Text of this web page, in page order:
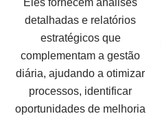
Eles fornecem análises
detalhadas e relatórios
estratégicos que
complementam a gestão
diária, ajudando a otimizar
processos, identificar
oportunidades de melhoria